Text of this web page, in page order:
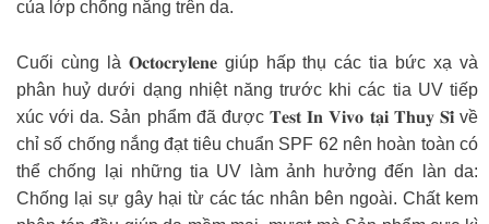
của lớp chống nắng trên da.
Cuối cùng là 𝐎𝐜𝐭𝐨𝐜𝐫𝐲𝐥𝐞𝐧𝐞 giúp hấp thụ các tia bức xạ và
phân huỷ dưới dạng nhiệt năng trước khi các tia UV tiếp
xúc với da. Sản phẩm đã được 𝐓𝐞𝐬𝐭 𝐈𝐧 𝐕𝐢𝐯𝐨 𝐭𝐚̣𝐢 𝐓𝐡𝐮𝐲̣ 𝐒𝐢̃ về
chỉ số chống nắng đạt tiêu chuẩn SPF 62 nên hoàn toàn có
thể chống lại những tia UV làm ảnh hưởng đến làn da:
Chống lại sự gây hại từ các tác nhân bên ngoài. Chất kem